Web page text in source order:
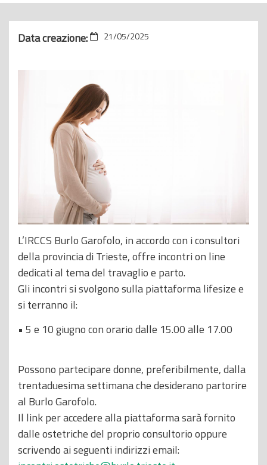
Data creazione: 21/05/2025
L’IRCCS Burlo Garofolo, in accordo con i consultori
della provincia di Trieste, offre incontri on line
dedicati al tema del travaglio e parto.
Gli incontri si svolgono sulla piattaforma lifesize e
si terranno il:
• 5 e 10 giugno con orario dalle 15.00 alle 17.00
Possono partecipare donne, preferibilmente, dalla
trentaduesima settimana che desiderano partorire
al Burlo Garofolo.
Il link per accedere alla piattaforma sarà fornito
dalle ostetriche del proprio consultorio oppure
scrivendo ai seguenti indirizzi email: